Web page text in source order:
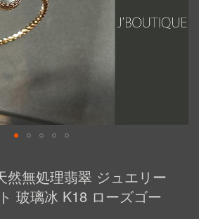
然無処理翡翠 ジュエリー
玻璃冰 K18 ローズゴー